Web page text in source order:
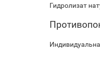
Гидролизат